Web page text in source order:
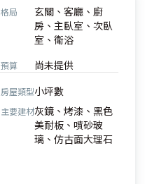
格局
玄關、客廳、廚
房、主臥室、次臥
室、衛浴
預算 尚未提供
房屋類型小坪數
主要建材灰鏡、烤漆、黑色
美耐板、噴砂玻
璃、仿古面大理石